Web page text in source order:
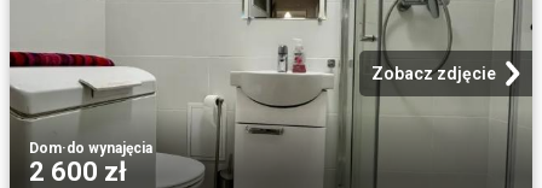
Zobacz zdjęcie
Dom·do wynajęcia
2 600 zł